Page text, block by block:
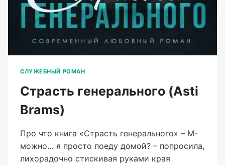
СЛУЖЕБНЫЙ РОМАН
Страсть генерального (Asti
Brams)
Про что книга «Страсть генерального» – М-
можно… я просто поеду домой? – попросила,
лихорадочно стискивая руками края